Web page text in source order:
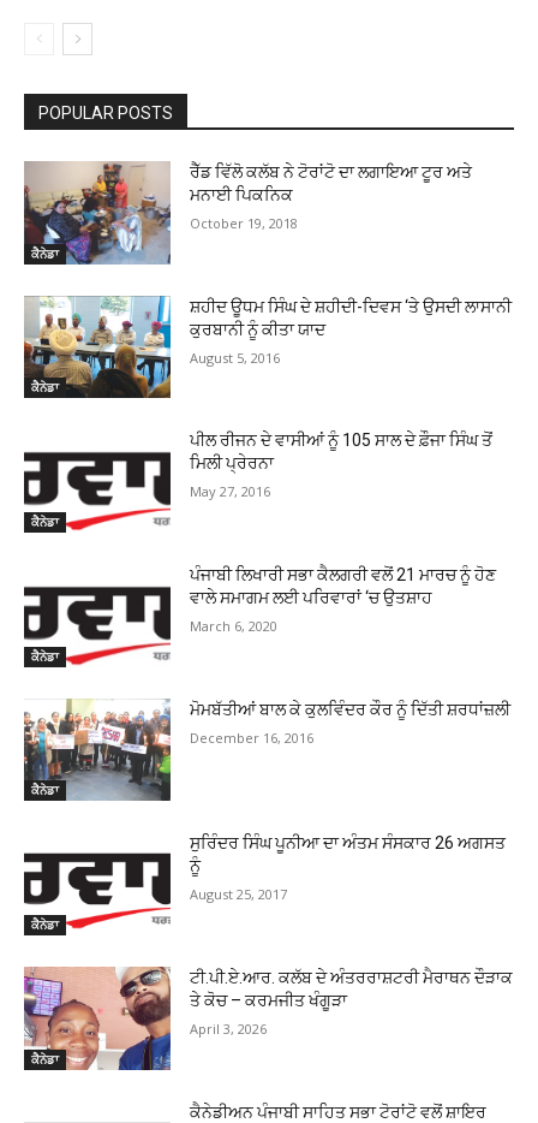
POPULAR POSTS
ਕੈਨੇਡਾ
ਰੈੱਡ ਵਿੱਲੋ ਕਲੱਬ ਨੇ ਟੋਰਾਂਟੋ ਦਾ ਲਗਾਇਆ ਟੂਰ ਅਤੇ
ਮਨਾਈ ਪਿਕਨਿਕ
October 19, 2018
ਕੈਨੇਡਾ
ਸ਼ਹੀਦ ਊਧਮ ਸਿੰਘ ਦੇ ਸ਼ਹੀਦੀ-ਦਿਵਸ ‘ਤੇ ਉਸਦੀ ਲਾਸਾਨੀ
ਕੁਰਬਾਨੀ ਨੂੰ ਕੀਤਾ ਯਾਦ
August 5, 2016
ਕੈਨੇਡਾ
ਪੀਲ ਰੀਜਨ ਦੇ ਵਾਸੀਆਂ ਨੂੰ 105 ਸਾਲ ਦੇ ਫ਼ੌਜਾ ਸਿੰਘ ਤੋਂ
ਮਿਲੀ ਪ੍ਰੇਰਨਾ
May 27, 2016
ਕੈਨੇਡਾ
ਪੰਜਾਬੀ ਲਿਖਾਰੀ ਸਭਾ ਕੈਲਗਰੀ ਵਲੋਂ 21 ਮਾਰਚ ਨੂੰ ਹੋਣ
ਵਾਲੇ ਸਮਾਗਮ ਲਈ ਪਰਿਵਾਰਾਂ ‘ਚ ਉਤਸ਼ਾਹ
March 6, 2020
ਕੈਨੇਡਾ
ਮੋਮਬੱਤੀਆਂ ਬਾਲ ਕੇ ਕੁਲਵਿੰਦਰ ਕੌਰ ਨੂੰ ਦਿੱਤੀ ਸ਼ਰਧਾਂਜ਼ਲੀ
December 16, 2016
ਕੈਨੇਡਾ
ਸੁਰਿੰਦਰ ਸਿੰਘ ਪੂਨੀਆ ਦਾ ਅੰਤਮ ਸੰਸਕਾਰ 26 ਅਗਸਤ
ਨੂੰ
August 25, 2017
ਕੈਨੇਡਾ
ਟੀ.ਪੀ.ਏ.ਆਰ. ਕਲੱਬ ਦੇ ਅੰਤਰਰਾਸ਼ਟਰੀ ਮੈਰਾਥਨ ਦੌੜਾਕ
ਤੇ ਕੋਚ – ਕਰਮਜੀਤ ਖੰਗੂੜਾ
April 3, 2026
ਕੈਨੇਡੀਅਨ ਪੰਜਾਬੀ ਸਾਹਿਤ ਸਭਾ ਟੋਰਾਂਟੋ ਵਲੋਂ ਸ਼ਾਇਰ